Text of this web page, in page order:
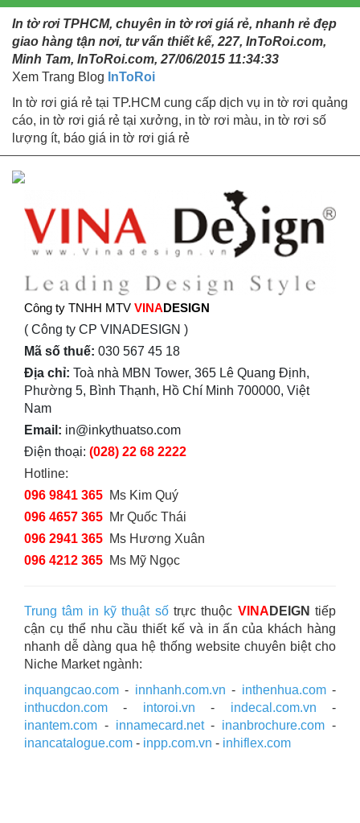
In tờ rơi TPHCM, chuyên in tờ rơi giá rẻ, nhanh rẻ đẹp
giao hàng tận nơi, tư vấn thiết kế, 227, InToRoi.com,
Minh Tam, InToRoi.com, 27/06/2015 11:34:33
Xem Trang Blog InToRoi
In tờ rơi giá rẻ tại TP.HCM cung cấp dịch vụ in tờ rơi quảng
cáo, in tờ rơi giá rẻ tại xưởng, in tờ rơi màu, in tờ rơi số
lượng ít, báo giá in tờ rơi giá rẻ
Công ty TNHH MTV VINADESIGN
( Công ty CP VINADESIGN )
Mã số thuế: 030 567 45 18
Địa chỉ: Toà nhà MBN Tower, 365 Lê Quang Định,
Phường 5, Bình Thạnh, Hồ Chí Minh 700000, Việt
Nam
Email: in@inkythuatso.com
Điện thoại: (028) 22 68 2222
Hotline:
096 9841 365 Ms Kim Quý
096 4657 365 Mr Quốc Thái
096 2941 365 Ms Hương Xuân
096 4212 365 Ms Mỹ Ngọc
Trung tâm in kỹ thuật sốtrực thuộc VINA DEIGN tiếp
cận cụ thể nhu cầu thiết kế và in ấn của khách hàng
nhanh dễ dàng qua hệ thống website chuyên biệt cho
Niche Market ngành:
inquangcao.com - innhanh.com.vn - inthenhua.com-
inthucdon.com - intoroi.vn - indecal.com.vn -
inantem.com - innamecard.net- inanbrochure.com -
inancatalogue.com - inpp.com.vn - inhiflex.com